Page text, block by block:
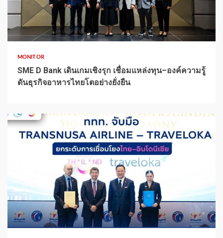
1 min read
MONITOR
SME D Bank เดินเกมเชิงรุก เชื่อมแหล่งทุน–องค์ความรู้
ดันธุรกิจอาหารไทยโตอย่างยั่งยืน
1 min read